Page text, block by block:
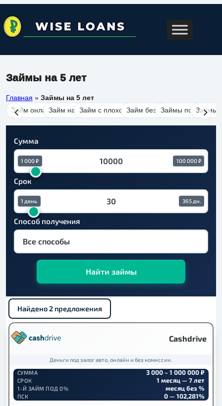
Займы на 5 лет
Главная » Займы на 5 лет
Займ онлайнЗайм на картуЗайм с плохой кредитной историей
Займ без отказаЗаймы под залог
Займы
Сумма
1 000 ₽ 100 000 ₽
Срок
1 день 365 дн.
Способ получения
Найти займы
Найдено 2 предложения
Cashdrive
Деньги под залог авто, онлайн и без комиссии.
СУММА
3 000 – 1 000 000 ₽
СРОК 1 месяц — 7 лет
1-Й ЗАЙМ ПОД 0% месяц без %
ПСК 0 — 102,281%